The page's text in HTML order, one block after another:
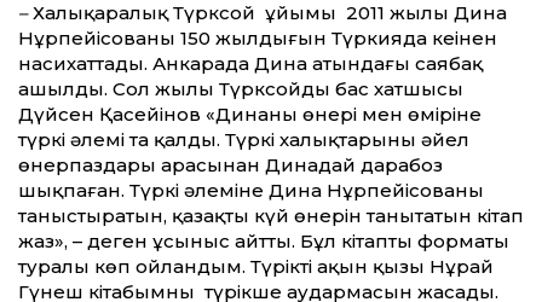
–Халықаралық Түрксой ұйымы 2011 жылы Дина
Нұрпейісованың 150 жылдығын Түркияда кеңінен
насихаттады. Анкарада Дина атындағы саябақ
ашылды. Сол жылы Түрксойдың бас хатшысы
Дүйсен Қасейінов «Динаның өнері мен өміріне
түркі әлемі таң қалды. Түркі халықтарының әйел
өнерпаздары арасынан Динадай дарабоз
шықпаған. Түркі әлеміне Дина Нұрпейісованы
таныстыратын, қазақтың күй өнерін танытатын кітап
жаз», – деген ұсыныс айтты. Бұл кітаптың форматы
туралы көп ойландым. Түріктің ақын қызы Нұрай
Гүнеш кітабымның түрікше аудармасын жасады.